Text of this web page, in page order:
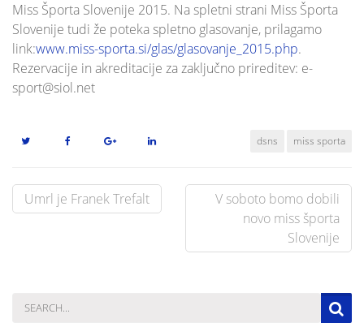
Miss Športa Slovenije 2015. Na spletni strani Miss Športa
Slovenije tudi že poteka spletno glasovanje, prilagamo
link:www.miss-sporta.si/glas/glasovanje_2015.php.
Rezervacije in akreditacije za zaključno prireditev: e­
sport@siol.net
dsns miss sporta
Post
navigation
Umrl je Franek Trefalt
V soboto bomo dobili
novo miss športa
Slovenije